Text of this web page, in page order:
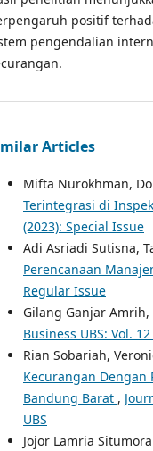
positif
pengendalian
Articles
Mifta Nurokhman,
Terintegrasi di
(2023): Special Issue
Adi Asriadi Sutisna,
Perencanaan
Regular Issue
Gilang Ganjar Amrih,
Business UBS: Vol.
Rian Sobariah,
Kecurangan
Bandung Barat ,
UBS
Jojor Lamria